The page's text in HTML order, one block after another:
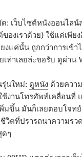
: เว็บไซต์หนังออนไลน์
องเราด้วย) ใช้แค่เพีย
งแค่นั้น ถูกกว่าการเข้
เท่าเลยล่ะขอรับ ดูผ่าน
นใหม่: ดูหนัง ด้วยควา
ช้งานโทรศัพท์เคลื่อนที่
มขึ้น มันก็เลยตอบโจท
วิตที่ปรารถนาความรว
ดๆ